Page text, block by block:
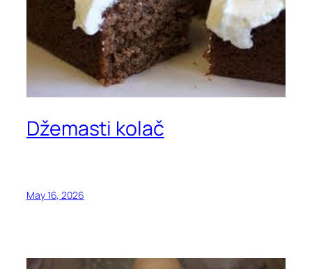
Džemasti kolač
May 16, 2026